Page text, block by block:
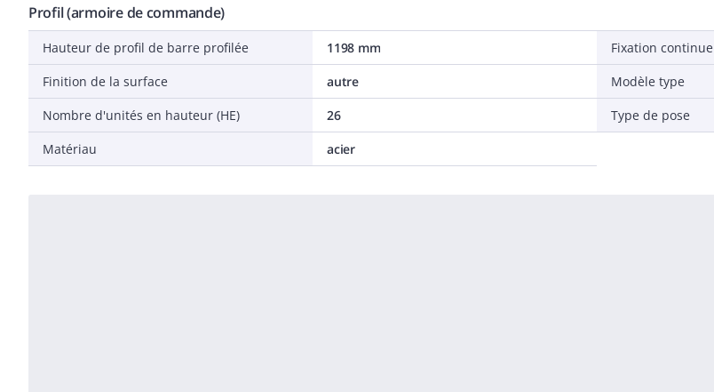
Profil (armoire de commande)
Hauteur de profil de barre profilée
1198 mm
Finition de la surface
autre
Nombre d'unités en hauteur (HE)
26
Matériau
acier
Fixation continue
Modèle type
Type de pose